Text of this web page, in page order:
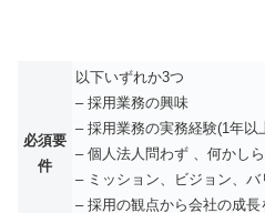
必須要
件
以下いずれか3つ
– 採用業務の興味
– 採用業務の実務経験(1年以
– 個人法人問わず 、何かし
– ミッション、ビジョン、
– 採用の観点から会社の成